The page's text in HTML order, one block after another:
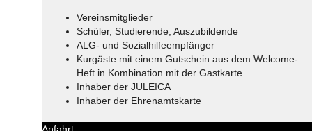
Vereinsmitglieder
Schüler, Studierende, Auszubildende
ALG- und Sozialhilfeempfänger
Kurgäste mit einem Gutschein aus dem Welcome-
Heft in Kombination mit der Gastkarte
Inhaber der JULEICA
Inhaber der Ehrenamtskarte
Anfahrt